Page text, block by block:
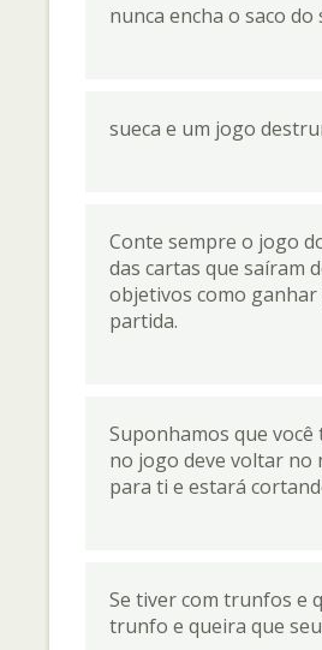
nunca encha o saco
sueca e um jogo
Conte sempre o jogo
das cartas que saíram
objetivos como
partida.
Suponhamos que
no jogo deve voltar no
para ti e estará
Se tiver com trunfos e
trunfo e queira que